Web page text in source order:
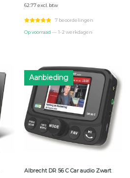
was:
€91,14.€75,95.
62.77 excl. btw
7 beoordelingen
Op voorraad — 1-2 werkdagen
Aanbieding
Albrecht DR 56 C Car audio Zwart